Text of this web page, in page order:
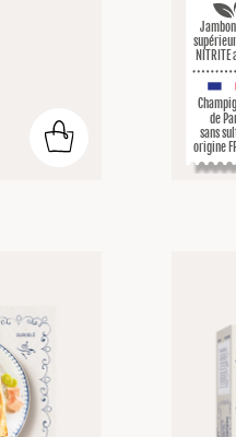
0
de
sans
origine
supérieur